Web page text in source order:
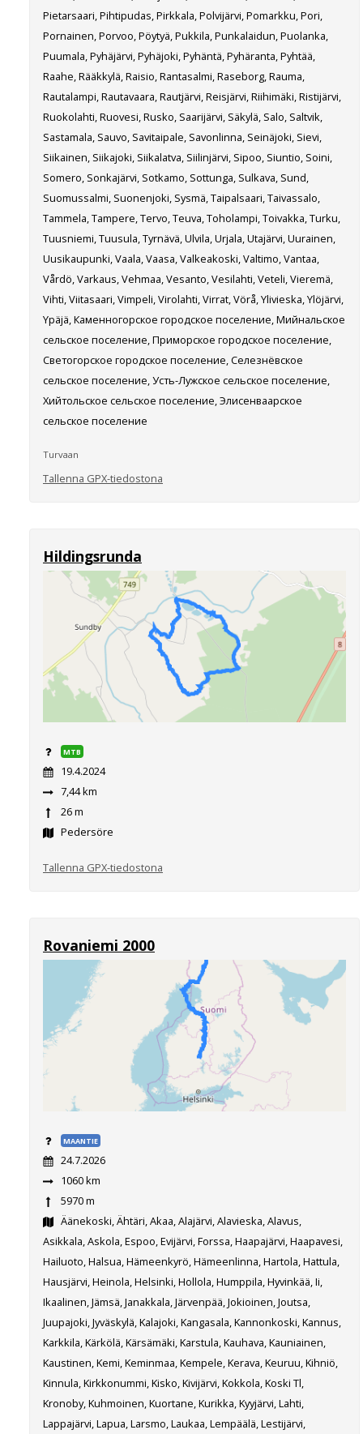
Pietarsaari, Pihtipudas, Pirkkala, Polvijärvi, Pomarkku, Pori,
Pornainen, Porvoo, Pöytyä, Pukkila, Punkalaidun, Puolanka,
Puumala, Pyhäjärvi, Pyhäjoki, Pyhäntä, Pyhäranta, Pyhtää,
Raahe, Rääkkylä, Raisio, Rantasalmi, Raseborg, Rauma,
Rautalampi, Rautavaara, Rautjärvi, Reisjärvi, Riihimäki, Ristijärvi,
Ruokolahti, Ruovesi, Rusko, Saarijärvi, Säkylä, Salo, Saltvik,
Sastamala, Sauvo, Savitaipale, Savonlinna, Seinäjoki, Sievi,
Siikainen, Siikajoki, Siikalatva, Siilinjärvi, Sipoo, Siuntio, Soini,
Somero, Sonkajärvi, Sotkamo, Sottunga, Sulkava, Sund,
Suomussalmi, Suonenjoki, Sysmä, Taipalsaari, Taivassalo,
Tammela, Tampere, Tervo, Teuva, Toholampi, Toivakka, Turku,
Tuusniemi, Tuusula, Tyrnävä, Ulvila, Urjala, Utajärvi, Uurainen,
Uusikaupunki, Vaala, Vaasa, Valkeakoski, Valtimo, Vantaa,
Vårdö, Varkaus, Vehmaa, Vesanto, Vesilahti, Veteli, Vieremä,
Vihti, Viitasaari, Vimpeli, Virolahti, Virrat, Vörå, Ylivieska, Ylöjärvi,
Ypäjä, Каменногорское городское поселение, Мийнальское
сельское поселение, Приморское городское поселение,
Светогорское городское поселение, Селезнёвское
сельское поселение, Усть-Лужское сельское поселение,
Хийтольское сельское поселение, Элисенваарское
сельское поселение
Turvaan
Tallenna GPX-tiedostona
Hildingsrunda
MTB
19.4.2024
7,44 km
26 m
Pedersöre
Tallenna GPX-tiedostona
Rovaniemi 2000
MAANTIE
24.7.2026
1060 km
5970 m
Äänekoski, Ähtäri, Akaa, Alajärvi, Alavieska, Alavus,
Asikkala, Askola, Espoo, Evijärvi, Forssa, Haapajärvi, Haapavesi,
Hailuoto, Halsua, Hämeenkyrö, Hämeenlinna, Hartola, Hattula,
Hausjärvi, Heinola, Helsinki, Hollola, Humppila, Hyvinkää, Ii,
Ikaalinen, Jämsä, Janakkala, Järvenpää, Jokioinen, Joutsa,
Juupajoki, Jyväskylä, Kalajoki, Kangasala, Kannonkoski, Kannus,
Karkkila, Kärkölä, Kärsämäki, Karstula, Kauhava, Kauniainen,
Kaustinen, Kemi, Keminmaa, Kempele, Kerava, Keuruu, Kihniö,
Kinnula, Kirkkonummi, Kisko, Kivijärvi, Kokkola, Koski Tl,
Kronoby, Kuhmoinen, Kuortane, Kurikka, Kyyjärvi, Lahti,
Lappajärvi, Lapua, Larsmo, Laukaa, Lempäälä, Lestijärvi,